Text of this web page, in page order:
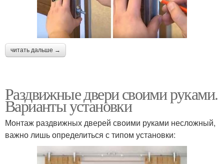
читать дальше →
Раздвижные двери своими руками.
Варианты установки
Монтаж раздвижных дверей своими руками несложный,
важно лишь определиться с типом установки: